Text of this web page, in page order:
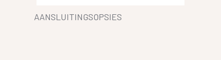
AANSLUITINGSOPSIES